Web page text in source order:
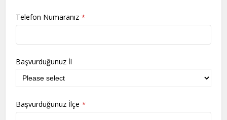
Telefon Numaranız *
Başvurduğunuz İl
Başvurduğunuz İlçe *